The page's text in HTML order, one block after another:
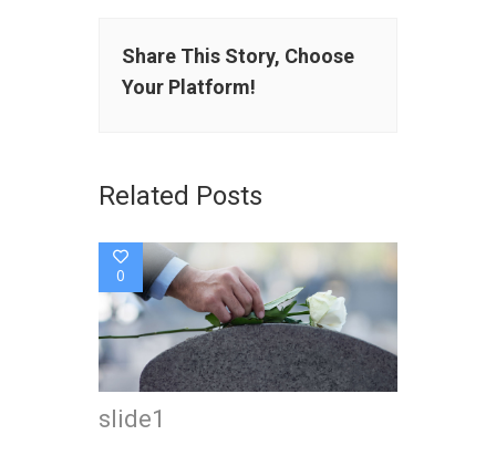
Share This Story, Choose
Your Platform!
Related Posts
0
slide1